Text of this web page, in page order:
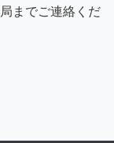
までご連絡くだ